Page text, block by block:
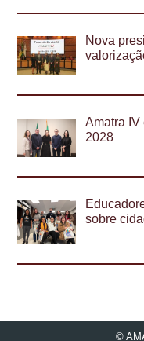
Nova
Amatra
2028
sobre
©